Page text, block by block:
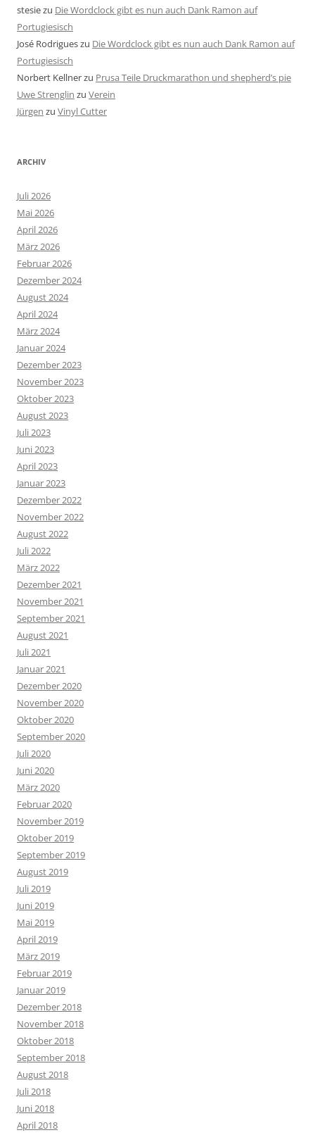
stesiezu Die Wordclock gibt es nun auch Dank Ramon auf
Portugiesisch
José Rodrigueszu Die Wordclock gibt es nun auch Dank Ramon auf
Portugiesisch
Norbert Kellnerzu Prusa Teile Druckmarathon und shepherd’s pie
Uwe Strenglin zu Verein
Jürgen zu Vinyl Cutter
ARCHIV
Juli 2026
Mai 2026
April 2026
März 2026
Februar 2026
Dezember 2024
August 2024
April 2024
März 2024
Januar 2024
Dezember 2023
November 2023
Oktober 2023
August 2023
Juli 2023
Juni 2023
April 2023
Januar 2023
Dezember 2022
November 2022
August 2022
Juli 2022
März 2022
Dezember 2021
November 2021
September 2021
August 2021
Juli 2021
Januar 2021
Dezember 2020
November 2020
Oktober 2020
September 2020
Juli 2020
Juni 2020
März 2020
Februar 2020
November 2019
Oktober 2019
September 2019
August 2019
Juli 2019
Juni 2019
Mai 2019
April 2019
März 2019
Februar 2019
Januar 2019
Dezember 2018
November 2018
Oktober 2018
September 2018
August 2018
Juli 2018
Juni 2018
April 2018